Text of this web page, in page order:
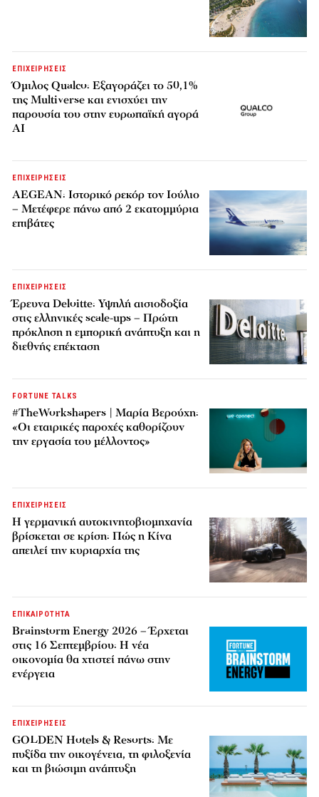
ΕΠΙΧΕΙΡΗΣΕΙΣ
Όμιλος Qualco: Εξαγοράζει το 50,1%
της Multiverse και ενισχύει την
παρουσία του στην ευρωπαϊκή αγορά
AI
ΕΠΙΧΕΙΡΗΣΕΙΣ
AEGEAN: Ιστορικό ρεκόρ τον Ιούλιο
– Μετέφερε πάνω από 2 εκατομμύρια
επιβάτες
ΕΠΙΧΕΙΡΗΣΕΙΣ
Έρευνα Deloitte: Υψηλή αισιοδοξία
στις ελληνικές scale-ups – Πρώτη
πρόκληση η εμπορική ανάπτυξη και η
διεθνής επέκταση
FORTUNE TALKS
#TheWorkshapers | Μαρία Βερούχη:
«Οι εταιρικές παροχές καθορίζουν
την εργασία του μέλλοντος»
ΕΠΙΧΕΙΡΗΣΕΙΣ
Η γερμανική αυτοκινητοβιομηχανία
βρίσκεται σε κρίση: Πώς η Κίνα
απειλεί την κυριαρχία της
ΕΠΙΚΑΙΡΟΤΗΤΑ
Brainstorm Energy 2026 – Έρχεται
στις 16 Σεπτεμβρίου: Η νέα
οικονομία θα χτιστεί πάνω στην
ενέργεια
ΕΠΙΧΕΙΡΗΣΕΙΣ
GOLDEN Hotels & Resorts: Με
πυξίδα την οικογένεια, τη φιλοξενία
και τη βιώσιμη ανάπτυξη